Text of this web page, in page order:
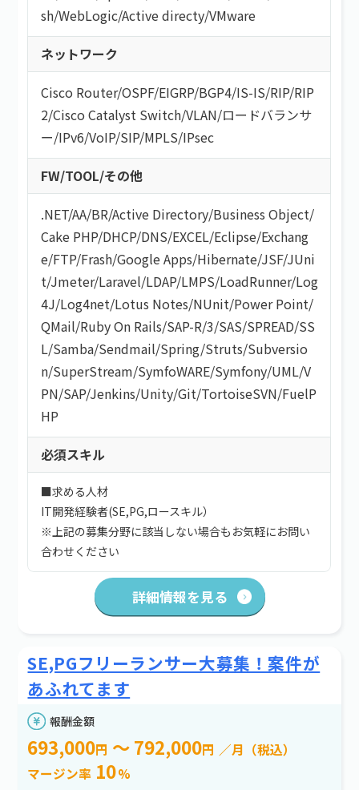
sh/WebLogic/Active directy/VMware
ネットワーク
Cisco Router/OSPF/EIGRP/BGP4/IS-IS/RIP/RIP
2/Cisco Catalyst Switch/VLAN/ロードバランサ
ー/IPv6/VoIP/SIP/MPLS/IPsec
FW/TOOL/その他
.NET/AA/BR/Active Directory/Business Object/
Cake PHP/DHCP/DNS/EXCEL/Eclipse/Exchang
e/FTP/Frash/Google Apps/Hibernate/JSF/JUni
t/Jmeter/Laravel/LDAP/LMPS/LoadRunner/Log
4J/Log4net/Lotus Notes/NUnit/Power Point/
QMail/Ruby On Rails/SAP-R/3/SAS/SPREAD/SS
L/Samba/Sendmail/Spring/Struts/Subversio
n/SuperStream/SymfoWARE/Symfony/UML/V
PN/SAP/Jenkins/Unity/Git/TortoiseSVN/FuelP
HP
必須スキル
■求める人材
IT開発経験者(SE,PG,ロースキル）
※上記の募集分野に該当しない場合もお気軽にお問い
合わせください
詳細情報を見る
SE,PGフリーランサー大募集！案件が
あふれてます
報酬金額
693,000円 ～ 792,000円 ／月（税込）
マージン率 10%